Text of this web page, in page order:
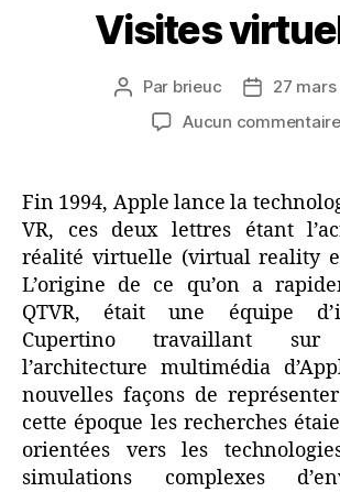
Visites
Auteur
l’article
Par brieuc
Date27 mars
Aucun commentaire
Fin 1994, Apple lance la
VR, ces deux lettres étant
réalité virtuelle (virtual reality
L’origine de ce qu’on a
QTVR, était une équipe
Cupertino travaillant
l’architecture multimédia
nouvelles façons de
cette époque les recherches
orientées vers les
simulations complexes